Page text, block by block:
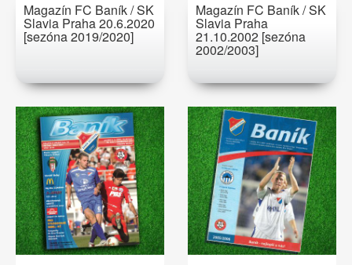
Magazín FC Baník / SK
Slavia Praha 20.6.2020
[sezóna 2019/2020]
Magazín FC Baník / SK
Slavia Praha
21.10.2002 [sezóna
2002/2003]